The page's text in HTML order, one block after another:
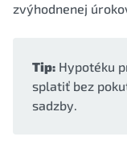
zvýhodnenej
Tip: Hypotéku
splatiť bez
sadzby.